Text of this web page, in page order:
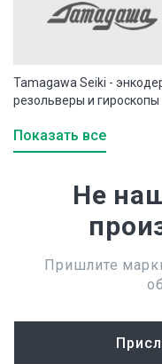
Tamagawa Seiki -
резольверы и гироскопы
Показать все
Не
Пришлите